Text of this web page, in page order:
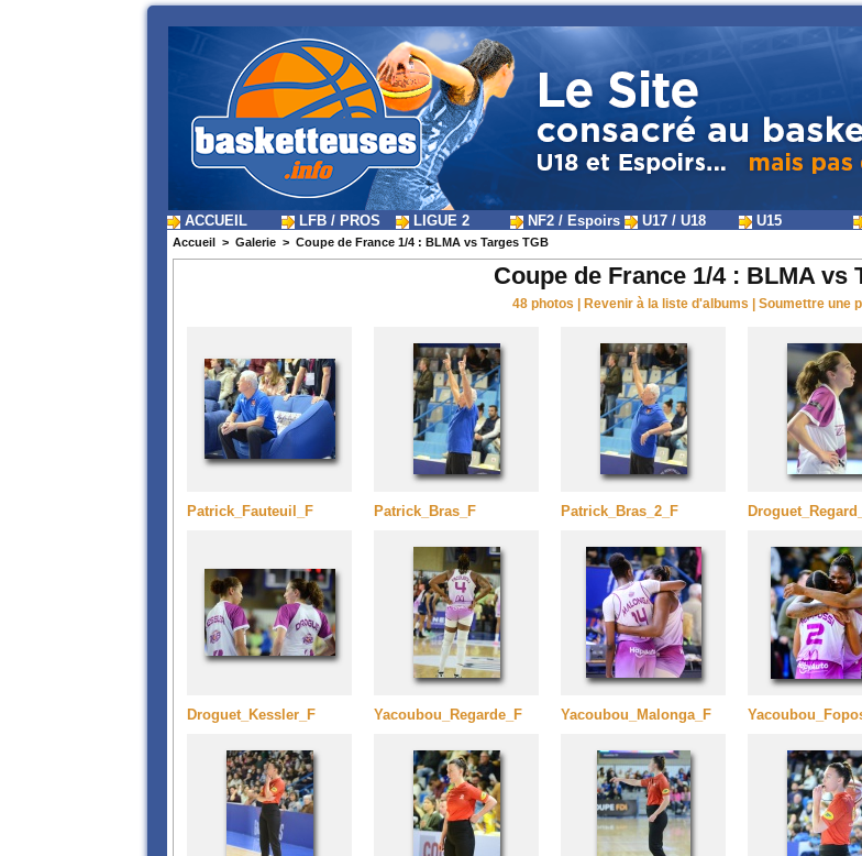
ACCUEIL LFB / PROS LIGUE 2 NF2 / Espoirs U17 / U18 U15
Accueil > Galerie > Coupe de France 1/4 : BLMA vs Targes TGB
Coupe de France 1/4 : BLMA vs
48 photos Revenir à la liste d'albums Soumettre une
Patrick_Fauteuil_F Patrick_Bras_F Patrick_Bras_2_F
Droguet_Kessler_F Yacoubou_Regarde_F Yacoubou_Malonga_F